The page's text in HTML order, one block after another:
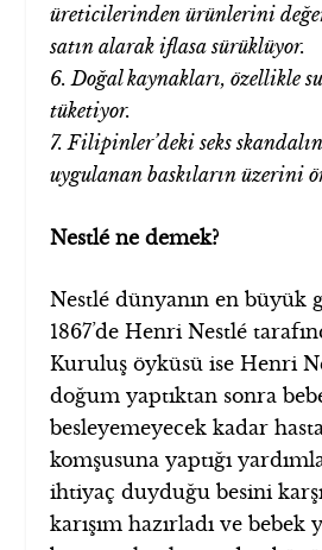
üreticilerinden ürünlerini
satın alarak iflasa sürüklüyor.
6. Doğal kaynakları, özellikle
tüketiyor.
7. Filipinler’deki seks
uygulanan baskıların üzerini
Nestlé ne demek?
Nestlé dünyanın en büyük
1867’de Henri Nestlé
Kuruluş öyküsü ise Henri
doğum yaptıktan sonra
besleyemeyecek kadar
komşusuna yaptığı
ihtiyaç duyduğu besini
karışım hazırladı ve bebek